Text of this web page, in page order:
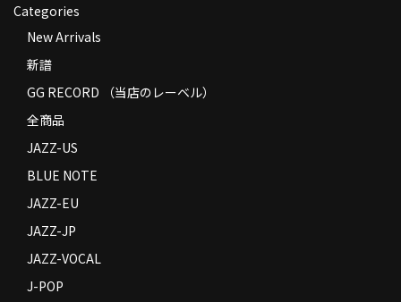
コンディション
Privacy Policy
Contact
Categories
New Arrivals
新譜
GG RECORD （当店のレーベル）
全商品
JAZZ-US
BLUE NOTE
JAZZ-EU
JAZZ-JP
JAZZ-VOCAL
J-POP